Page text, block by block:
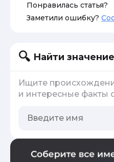
Понравилась статья?
Заметили ошибку?
Найти
Ищите
и интересные факты